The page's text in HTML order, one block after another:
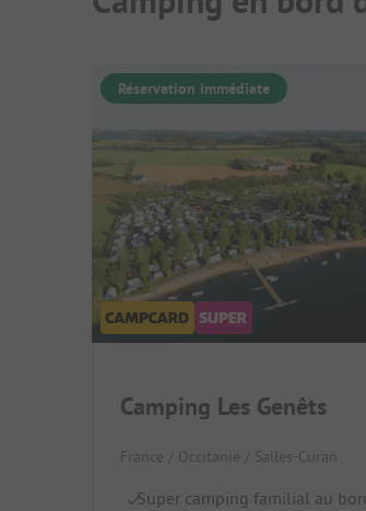
Réservation immédiate
Camping Les Genêts
France / Occitanie / Salles-Curan
Super camping familial au